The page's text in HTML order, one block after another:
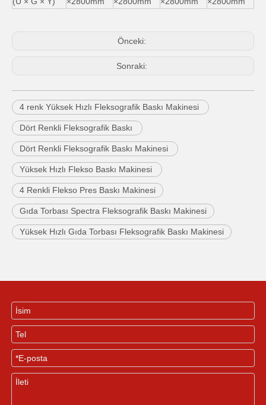
Önceki:
Sonraki:
4 renk Yüksek Hızlı Fleksografik Baskı Makinesi
Dört Renkli Fleksografik Baskı
Dört Renkli Fleksografik Baskı Makinesi
Yüksek Hızlı Flekso Baskı Makinesi
4 Renkli Flekso Pres Baskı Makinesi
Gıda Torbası Spectra Fleksografik Baskı Makinesi
Yüksek Hızlı Gıda Torbası Fleksografik Baskı Makinesi